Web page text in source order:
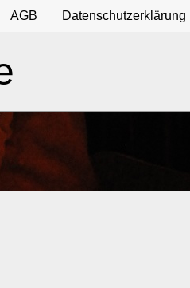
AGB Datenschutzerklärung